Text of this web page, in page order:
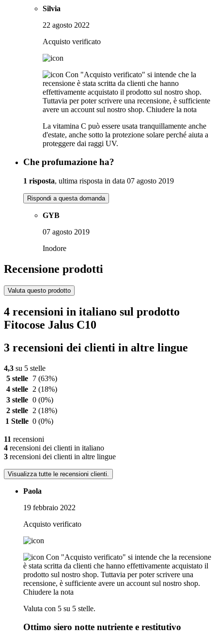
Silvia
22 agosto 2022
Acquisto verificato
Con "Acquisto verificato" si intende che la
recensione è stata scritta da clienti che hanno
effettivamente acquistato il prodotto sul nostro shop.
Tuttavia per poter scrivere una recensione, è sufficiente
avere un account sul nostro shop. Chiudere la nota
La vitamina C può essere usata tranquillamente anche
d'estate, anche sotto la protezione solare perché aiuta a
proteggere dai raggi UV.
Che profumazione ha?
1 risposta, ultima risposta in data 07 agosto 2019
Rispondi a questa domanda
GYB
07 agosto 2019
Inodore
Recensione prodotti
Valuta questo prodotto
4 recensioni in italiano sul prodotto
Fitocose Jalus C10
3 recensioni dei clienti in altre lingue
4,3 su 5 stelle
5 stelle
7 (63%)
4 stelle
2 (18%)
3 stelle 0 (0%)
2 stelle
2 (18%)
1 Stelle 0 (0%)
11 recensioni
4 recensioni dei clienti in italiano
3 recensioni dei clienti in altre lingue
Visualizza tutte le recensioni clienti.
Paola
19 febbraio 2022
Acquisto verificato
Con "Acquisto verificato" si intende che la recensione
è stata scritta da clienti che hanno effettivamente acquistato il
prodotto sul nostro shop. Tuttavia per poter scrivere una
recensione, è sufficiente avere un account sul nostro shop.
Chiudere la nota
Valuta con 5 su 5 stelle.
Ottimo siero notte nutriente e restitutivo